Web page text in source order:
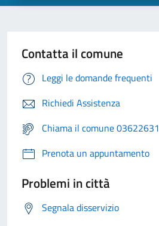
Contatta il comune
Leggi le domande frequenti
Richiedi Assistenza
Chiama il comune 03622631
Prenota un appuntamento
Problemi in città
Segnala disservizio